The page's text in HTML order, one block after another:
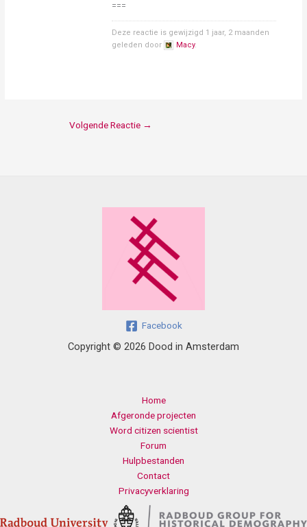
===
Deze reactie is gewijzigd 1 jaar, 2 maanden
geleden door
Macy.
Volgende Reactie →
Facebook
Copyright © 2026 Dood in Amsterdam
Home
Afgeronde projecten
Word citizen scientist
Forum
Hulpbestanden
Contact
Privacyverklaring